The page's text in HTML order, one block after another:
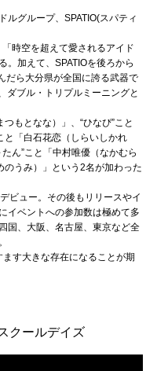
ルグループ、SPATIO(スパティ
「時空を超えて愛されるアイド
。加えて、SPATIOを後ろから
だら大分県が全国に誇る武器で
ダブル・トリプルミーニングと
もとなな）」、“ひなぴ”こと
と「白石花恋（しらいしかれ
ん”こと「中村唯優（なかむら
のうみ）」という2名が加わった
ビュー。その後もリリースやイ
イベントへの参加数は極めて多
国、大阪、名古屋、東京など全
す大きな存在になることが期
クールデイズ